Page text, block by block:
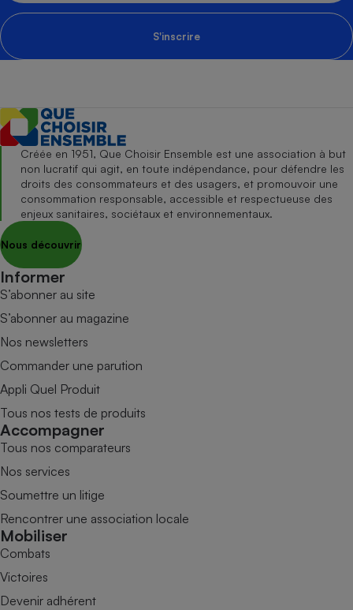
S'inscrire
Créée en 1951, Que Choisir Ensemble est une association à but
non lucratif qui agit, en toute indépendance, pour défendre les
droits des consommateurs et des usagers, et promouvoir une
consommation responsable, accessible et respectueuse des
enjeux sanitaires, sociétaux et environnementaux.
Nous découvrir
Informer
S’abonner au site
S’abonner au magazine
Nos newsletters
Commander une parution
Appli Quel Produit
Tous nos tests de produits
Accompagner
Tous nos comparateurs
Nos services
Soumettre un litige
Rencontrer une association locale
Mobiliser
Combats
Victoires
Devenir adhérent